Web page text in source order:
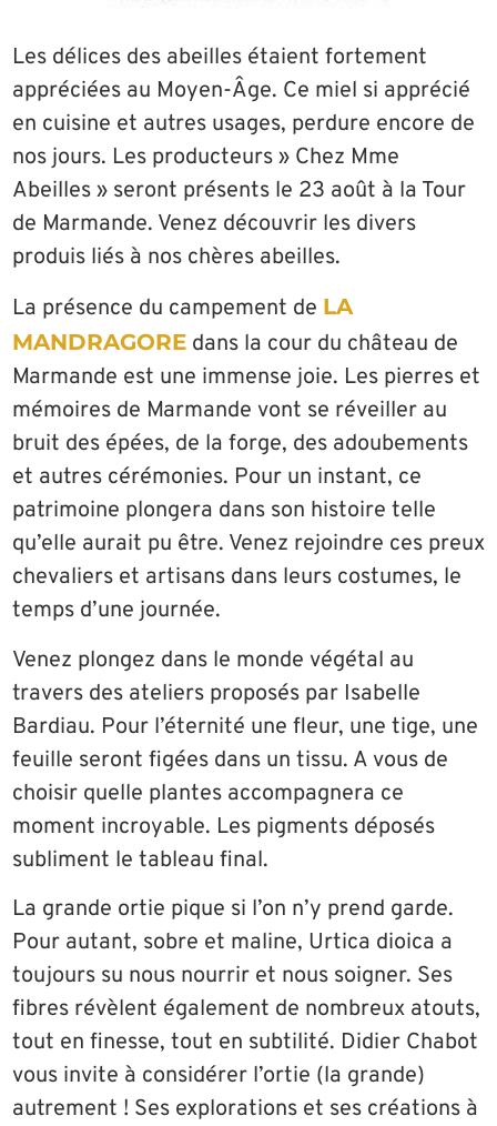
Les délices des abeilles étaient fortement
appréciées au Moyen-Âge. Ce miel si apprécié
en cuisine et autres usages, perdure encore de
nos jours. Les producteurs » Chez Mme
Abeilles » seront présents le 23 août à la Tour
de Marmande. Venez découvrir les divers
produis liés à nos chères abeilles.
La présence du campement de LA
MANDRAGORE dans la cour du château de
Marmande est une immense joie. Les pierres et
mémoires de Marmande vont se réveiller au
bruit des épées, de la forge, des adoubements
et autres cérémonies. Pour un instant, ce
patrimoine plongera dans son histoire telle
qu’elle aurait pu être. Venez rejoindre ces preux
chevaliers et artisans dans leurs costumes, le
temps d’une journée.
Venez plongez dans le monde végétal au
travers des ateliers proposés par Isabelle
Bardiau. Pour l’éternité une fleur, une tige, une
feuille seront figées dans un tissu. A vous de
choisir quelle plantes accompagnera ce
moment incroyable. Les pigments déposés
subliment le tableau final.
La grande ortie pique si l’on n’y prend garde.
Pour autant, sobre et maline, Urtica dioica a
toujours su nous nourrir et nous soigner. Ses
fibres révèlent également de nombreux atouts,
tout en finesse, tout en subtilité. Didier Chabot
vous invite à considérer l’ortie (la grande)
autrement ! Ses explorations et ses créations à